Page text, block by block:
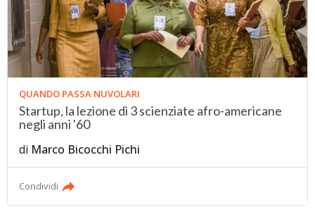
QUANDO PASSA NUVOLARI
Startup, la lezione di 3 scienziate afro-americane
negli anni '60
di Marco Bicocchi Pichi
Condividi